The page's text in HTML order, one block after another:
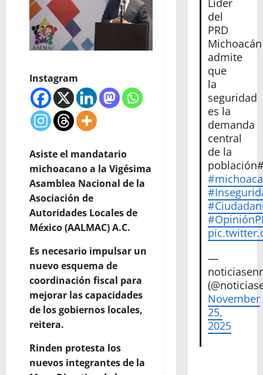
Instagram
Asiste el mandatario
michoacano a la Vigésima
Asamblea Nacional de la
Asociación de
Autoridades Locales de
México (AALMAC) A.C.
Es necesario impulsar un
nuevo esquema de
coordinación fiscal para
mejorar las capacidades
de los gobiernos locales,
reitera.
Rinden protesta los
nuevos integrantes de la
Líder
del
PRD
Michoacán
admite
que
la
seguridad
es la
demanda
central
de la
—
November
25,
2025